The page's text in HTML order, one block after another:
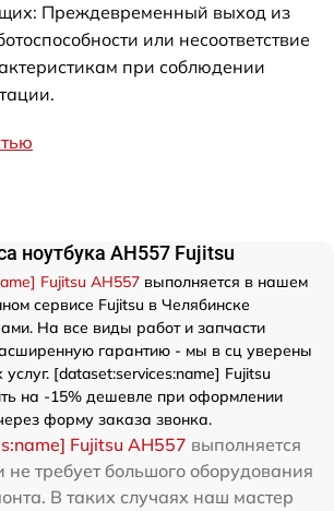
Преждевременный выход из
или несоответствие
при соблюдении
ноутбука AH557 Fujitsu
Fujitsu AH557 выполняется в нашем
сервисе Fujitsu в Челябинске
На все виды работ и запчасти
гарантию - мы в сц уверены
[dataset:services:name] Fujitsu
на -15% дешевле при оформлении
форму заказа звонка.
Fujitsu AH557 выполняется
не требует большого оборудования
В таких случаях наш мастер